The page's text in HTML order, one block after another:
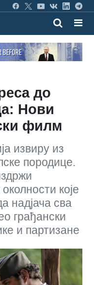
до
Нови
филм
извиру из
породице.
које
надјача сва
грађански
и партизане